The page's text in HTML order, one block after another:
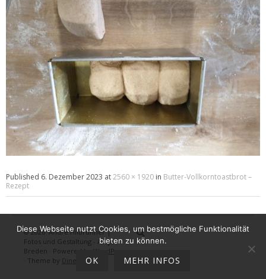
Published 6. Dezember 2023 at2560 × 1920 in Butter-Vollkorntoastbrot –
Rezept
© 2026André Hilbrunner |
Fotos und Gestaltung - Antje
Breden
Powered by
WordPress
Theme by DinevThemes
Diese Webseite nutzt Cookies, um bestmögliche Funktionalität
bieten zu können.
OK MEHR INFOS